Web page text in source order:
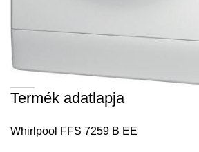
Termék adatlapja
Whirlpool FFS 7259 B EE